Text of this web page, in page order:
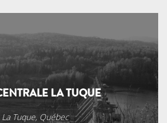
LA TUQUE
La Tuque, Québec